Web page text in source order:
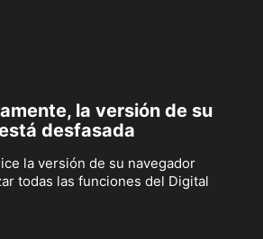
la versión de su
desfasada
la versión de su navegador
todas las funciones del Digital